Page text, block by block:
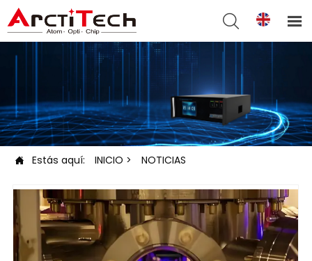
 
 Estás aquí: INICIO > NOTICIAS